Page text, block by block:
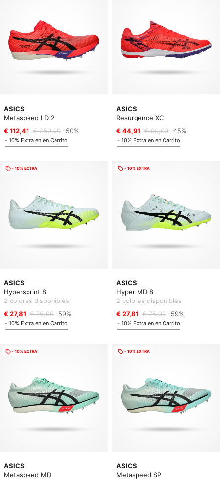
ASICS
Metaspeed LD 2
€ 112,41 € 250,00 -50%
- 10% Extra en en Carrito
ASICS
Resurgence XC
€ 44,91 € 90,00 -45%
- 10% Extra en en Carrito
ASICS
Hypersprint 8
2 colores disponibles
€ 27,81 € 75,00 -59%
- 10% Extra en en Carrito
- 10% EXTRA
ASICS
Hyper MD 8
2 colores disponibles
€ 27,81 € 75,00 -59%
- 10% Extra en en Carrito
- 10% EXTRA
ASICS
Metaspeed MD
- 10% EXTRA
ASICS
Metaspeed SP
- 10% EXTRA